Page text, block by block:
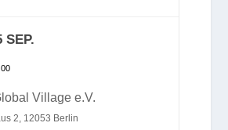
SEP.
Vil­lage e.V.
2, 12053 Berlin